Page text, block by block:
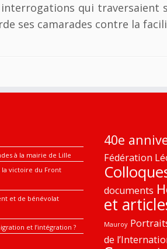
qui traversaient
ses camarades contre la
à la mairie de Lille
la victoire du Front
et de bénévolat
et l’intégration ?
40e
Fédération
documents
et
Mauroy
de